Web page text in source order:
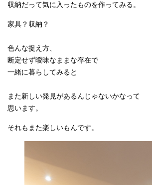
収納だって気に入ったものを作ってみる。
家具？収納？
色んな捉え方、
断定せず曖昧なままな存在で
一緒に暮らしてみると
また新しい発見があるんじゃないかなって
思います。
それもまた楽しいもんです。